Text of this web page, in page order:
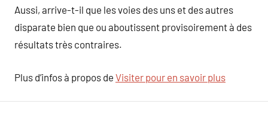
Aussi, arrive-t-il que les voies des uns et des autres
disparate bien que ou aboutissent provisoirement à des
résultats très contraires.
Plus d’infos à propos de Visiter pour en savoir plus